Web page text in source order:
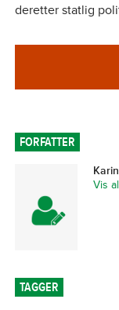
deretter statlig
FORFATTER
Vis
TAGGER